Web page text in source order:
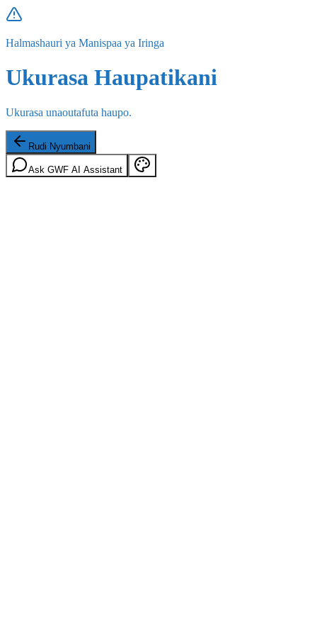
Halmashauri ya Manispaa ya Iringa
Ukurasa Haupatikani
Ukurasa unaoutafuta haupo.
Rudi Nyumbani
Ask GWF AI Assistant